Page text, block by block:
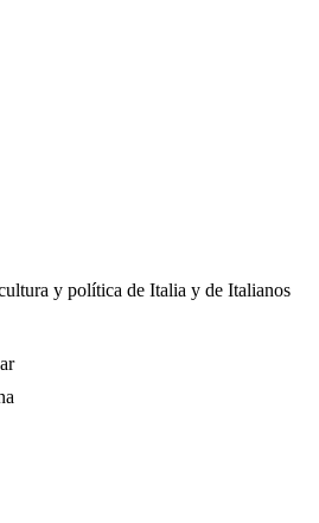
y política de Italia y de Italianos